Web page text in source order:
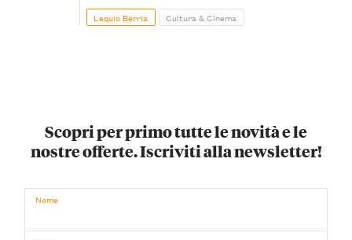
Lequio Berria Cultura & Cinema
Scopri per primo tutte le novità e le
nostre offerte. Iscriviti alla newsletter!
Nome